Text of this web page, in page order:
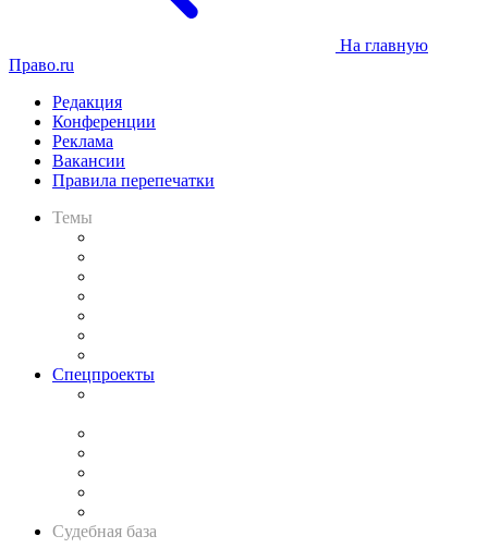
На главную
Право.ru
Редакция
Конференции
Реклама
Вакансии
Правила перепечатки
Темы
Спецпроекты
Судебная база